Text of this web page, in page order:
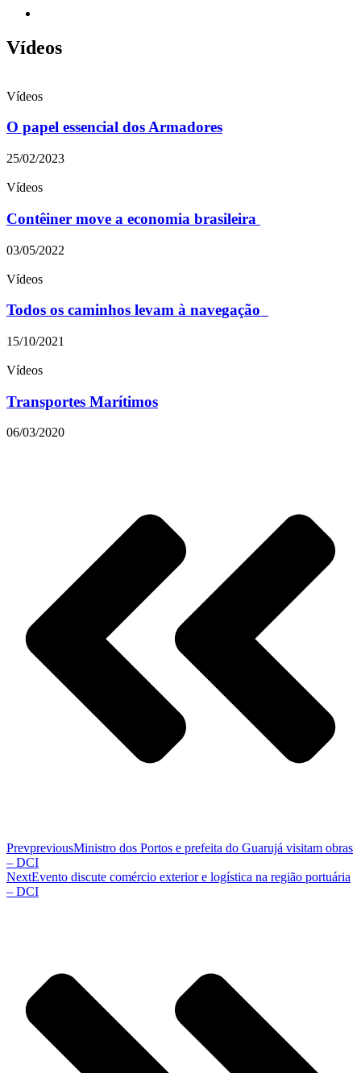
Vídeos
Vídeos
O papel essencial dos Armadores
25/02/2023
Vídeos
Contêiner move a economia brasileira
03/05/2022
Vídeos
Todos os caminhos levam à navegação
15/10/2021
Vídeos
Transportes Marítimos
06/03/2020
PrevpreviousMinistro dos Portos e prefeita do Guarujá visitam obras
– DCI
NextEvento discute comércio exterior e logística na região portuária
– DCI